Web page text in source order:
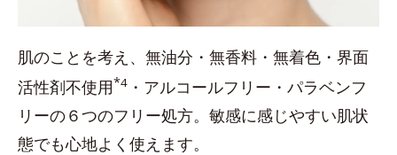
肌のことを考え、無油分・無香料・無着色・界面
活性剤不使用*4 ・アルコールフリー・パラベンフ
リーの６つのフリー処方。敏感に感じやすい肌状
態でも心地よく使えます。